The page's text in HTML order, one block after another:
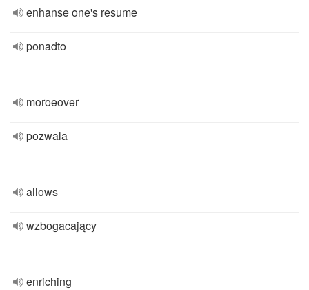
enhanse one's resume
ponadto
moroeover
pozwala
allows
wzbogacający
enriching